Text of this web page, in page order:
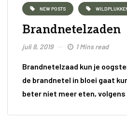
NEW POSTS
Brandnetelzaden
juli 8, 2019 1 Mins read
Brandnetelzaad kun je
de brandnetel in bloei gaat
beter niet meer eten, volgens